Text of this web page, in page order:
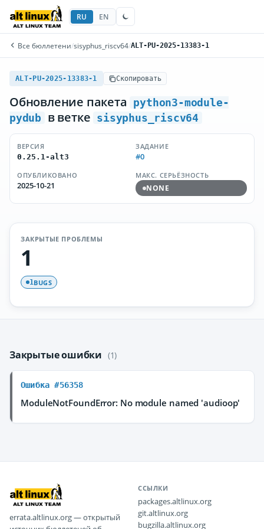
RU EN
Все бюллетени/sisyphus_riscv64/ALT-PU-2025-13383-1
ALT-PU-2025-13383-1 Скопировать
Обновление пакета
python3-module-
pydub
в ветке sisyphus_riscv64
ВЕРСИЯ
0.25.1-alt3
ЗАДАНИЕ
#0
ОПУБЛИКОВАНО
2025-10-21
МАКС. СЕРЬЁЗНОСТЬ
NONE
ЗАКРЫТЫЕ ПРОБЛЕМЫ
1
1BUGS
Закрытые ошибки (1)
Ошибка #56358
ModuleNotFoundError: No module named 'audioop'
errata.altlinux.org — открытый
ССЫЛКИ
packages.altlinux.org
git.altlinux.org
bugzilla.altlinux.org